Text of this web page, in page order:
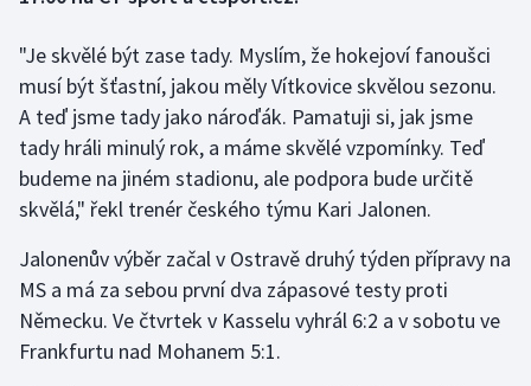
Futsal
Golf
Gymnastika
Házená
Jezdectví
Judo
"Je skvělé být zase tady. Myslím, že hokejoví fanoušci
musí být šťastní, jakou měly Vítkovice skvělou sezonu.
A teď jsme tady jako nároďák. Pamatuji si, jak jsme
tady hráli minulý rok, a máme skvělé vzpomínky. Teď
budeme na jiném stadionu, ale podpora bude určitě
skvělá," řekl trenér českého týmu Kari Jalonen.
Jalonenův výběr začal v Ostravě druhý týden přípravy na
MS a má za sebou první dva zápasové testy proti
Německu. Ve čtvrtek v Kasselu vyhrál 6:2 a v sobotu ve
Frankfurtu nad Mohanem 5:1.